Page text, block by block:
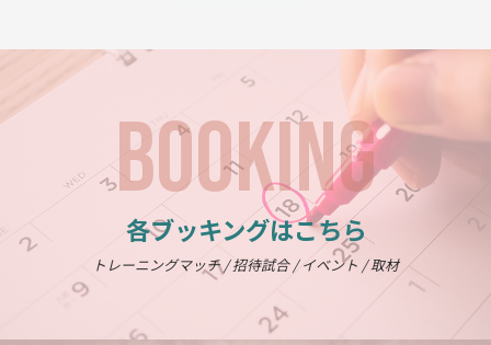
BOOKING
各ブッキングはこちら
トレーニングマッチ / 招待試合 / イベント / 取材